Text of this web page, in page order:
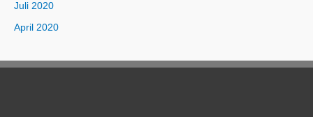
Juli 2020
April 2020